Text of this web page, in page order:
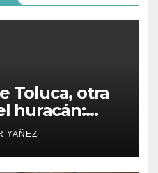
Toluca, otra
huracán:
del
presunto
YAÑEZ